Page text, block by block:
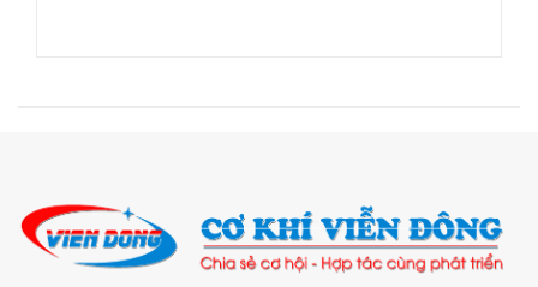
Viễn Đông kính báo đến quý khách hàng các địa
chỉ chính thức của Viễn Đông: